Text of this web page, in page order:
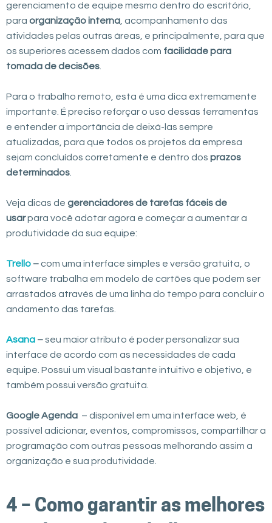
gerenciamento de equipe mesmo dentro do escritório,
para organização interna, acompanhamento das
atividades pelas outras áreas, e principalmente, para que
os superiores acessem dados com facilidade para
tomada de decisões.
Para o trabalho remoto, esta é uma dica extremamente
importante. É preciso reforçar o uso dessas ferramentas
e entender a importância de deixá-las sempre
atualizadas, para que todos os projetos da empresa
sejam concluídos corretamente e dentro dos prazos
determinados.
Veja dicas de gerenciadores de tarefas fáceis de
usarpara você adotar agora e começar a aumentar a
produtividade da sua equipe:
Trello –com uma interface simples e versão gratuita, o
software trabalha em modelo de cartões que podem ser
arrastados através de uma linha do tempo para concluir o
andamento das tarefas.
Asana –seu maior atributo é poder personalizar sua
interface de acordo com as necessidades de cada
equipe. Possui um visual bastante intuitivo e objetivo, e
também possui versão gratuita.
Google Agenda – disponível em uma interface web, é
possível adicionar, eventos, compromissos, compartilhar a
programação com outras pessoas melhorando assim a
organização e sua produtividade.
4 – Como garantir as melhores